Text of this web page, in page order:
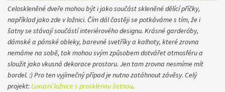
Celoskleněné dveře mohou být i jako součást skleněné dělící příčky,
například jako zde v ložnici. Čím dál častěji se potkáváme s tím, že i
šatny se stávají součástí interiérového designu. Krásné garderóby,
dámské a pánské obleky, barevné svetříky a kalhoty, které zrovna
nemáme na sobě, tak mohou svým způsobem dotvářet atmosféru a
sloužit jako vkusná dekorace prostoru. Jen tam zrovna nesmíme mít
bordel. :) Pro ten vyjímečný případ je nutno zatáhnout závěsy. Celý
projekt:Luxusní ložnice s prosklenou šatnou​.